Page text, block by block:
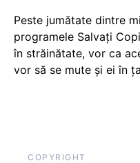
Peste jumătate dintre
programele Salvați
în străinătate, vor ca
vor să se mute și ei în
COPYRIGHT